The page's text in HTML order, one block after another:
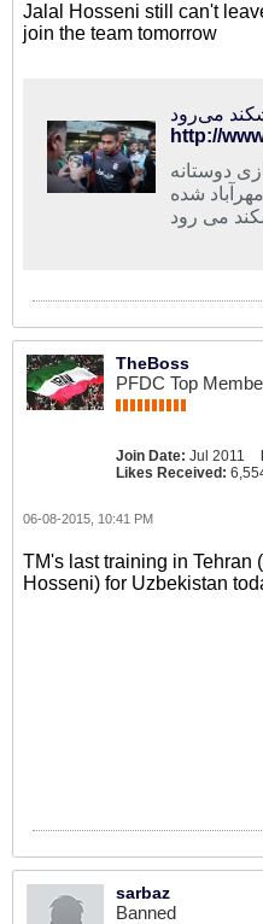
Jalal Hosseni still can't
join the team tomorrow
می‌رود
دوستانه
شده
TheBoss
PFDC Top
Join Date: Jul 2011
Likes Received:
06-08-2015, 10:41 PM
TM's last training in Tehran
Hosseni) for Uzbekistan
sarbaz
Banned